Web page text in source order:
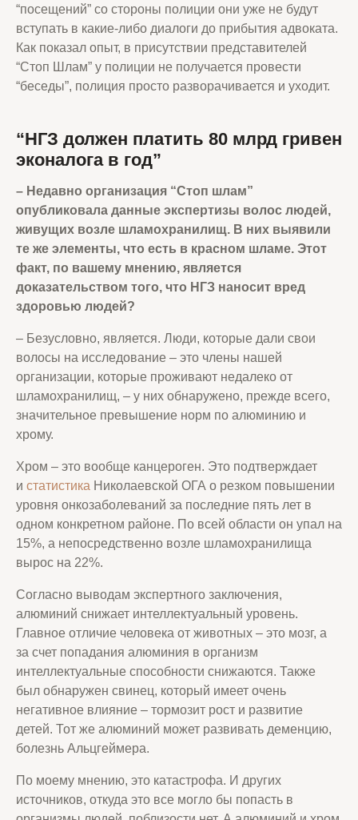
“посещений” со стороны полиции они уже не будут
вступать в какие-либо диалоги до прибытия адвоката.
Как показал опыт, в присутствии представителей
“Стоп Шлам” у полиции не получается провести
“беседы”, полиция просто разворачивается и уходит.
“НГЗ должен платить 80 млрд гривен
эконалога в год”
– Недавно организация “Стоп шлам”
опубликовала данные экспертизы волос людей,
живущих возле шламохранилищ. В них выявили
те же элементы, что есть в красном шламе. Этот
факт, по вашему мнению, является
доказательством того, что НГЗ наносит вред
здоровью людей?
– Безусловно, является. Люди, которые дали свои
волосы на исследование – это члены нашей
организации, которые проживают недалеко от
шламохранилищ, – у них обнаружено, прежде всего,
значительное превышение норм по алюминию и
хрому.
Хром – это вообще канцероген. Это подтверждает
и статистика Николаевской ОГА о резком повышении
уровня онкозаболеваний за последние пять лет в
одном конкретном районе. По всей области он упал на
15%, а непосредственно возле шламохранилища
вырос на 22%.
Согласно выводам экспертного заключения,
алюминий снижает интеллектуальный уровень.
Главное отличие человека от животных – это мозг, а
за счет попадания алюминия в организм
интеллектуальные способности снижаются. Также
был обнаружен свинец, который имеет очень
негативное влияние – тормозит рост и развитие
детей. Тот же алюминий может развивать деменцию,
болезнь Альцгеймера.
По моему мнению, это катастрофа. И других
источников, откуда это все могло бы попасть в